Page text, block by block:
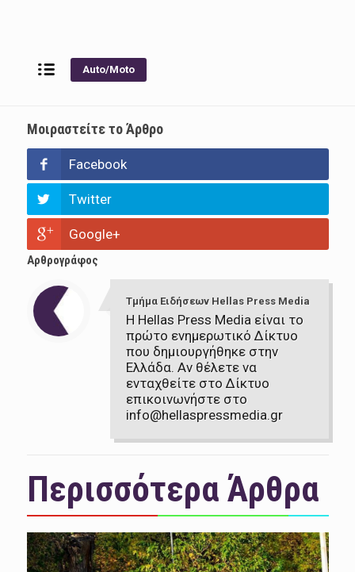
Auto/Moto
Μοιραστείτε το Άρθρο
Facebook
Twitter
Google+
Αρθρογράφος
Τμήμα Ειδήσεων Hellas Press Media
Η Hellas Press Media είναι το
πρώτο ενημερωτικό Δίκτυο
που δημιουργήθηκε στην
Ελλάδα. Αν θέλετε να
ενταχθείτε στο Δίκτυο
επικοινωνήστε στο
info@hellaspressmedia.gr
Περισσότερα Άρθρα